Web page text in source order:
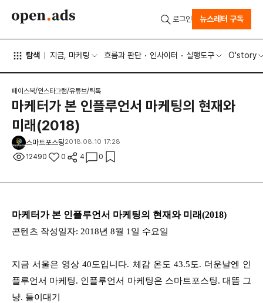
탐색 지금, 마케팅 흐름과 판단 인사이터 실행도구 O'story
로그인 뉴스레터 구독
페이스북/인스타그램/유튜브/틱톡
마케터가 본 인플루언서 마케팅의 현재와
미래(2018)
스마트포스팅2018.08.10 17:28
12490 0 4 0
마케터가 본 인플루언서 마케팅의 현재와 미래(2018)
콘텐츠 작성일자: 2018년 8월 1일 수요일
지금 서울은 영상 40도입니다. 체감 온도 43.5도. 더운날엔 인
플루언서 마케팅. 인플루언서 마케팅은 스마트포스팅. 대뜸 그
냥. 들이대기